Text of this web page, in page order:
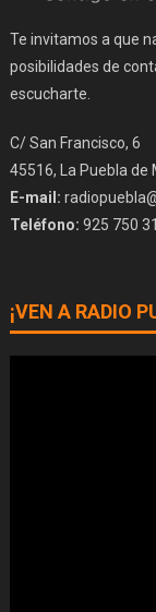
Te invitamos a que
posibilidades de
escucharte.
C/ San Francisco, 6
45516, La Puebla de
E-mail:
Teléfono: 925 750
¡VEN A RADIO